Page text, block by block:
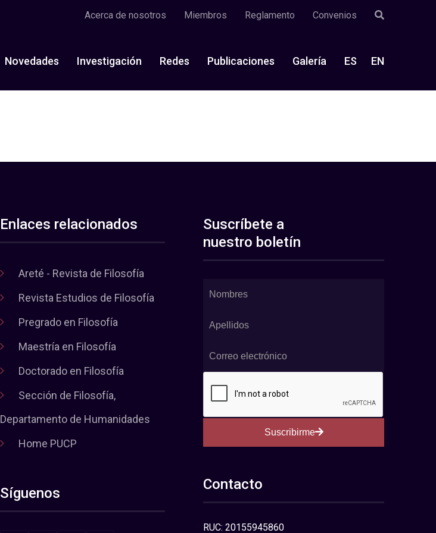
Acerca de nosotros Miembros Reglamento Convenios
Novedades Investigación Redes Publicaciones Galería ES EN
Enlaces relacionados
Areté - Revista de Filosofía
Revista Estudios de Filosofía
Pregrado en Filosofía
Maestría en Filosofía
Doctorado en Filosofía
Sección de Filosofía,
Departamento de Humanidades
Home PUCP
Síguenos
Suscríbete a
nuestro boletín
Suscribirme
Contacto
RUC: 20155945860